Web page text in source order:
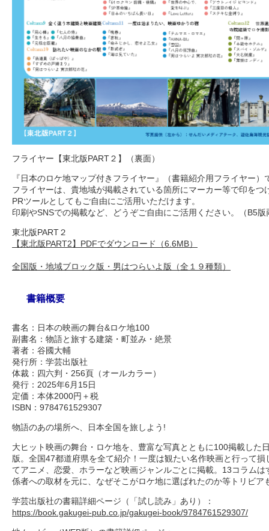
フライヤー【東北版PART２】（裏面）
『日本のロケ地マップ付きフライヤー』（書籍紹介用フライヤー）
フライヤーは、貴地域が掲載されている箇所にマーカー等で印をつ
PRツールとしてもご自由にご活用いただけます。
印刷やSNSでの掲載など、どうぞご自由にご活用ください。（B5版
東北版PART２
【東北版PART2】PDFでダウンロード（6.6MB）
全国版・地域ブロック版・男はつらいよ版（全１９種類）
書籍概要
書名：日本の映画の舞台&ロケ地100
副書名：物語と旅する建築・町並み・絶景
著者：谷國大輔
発行所：学芸出版社
体裁：四六判・256頁（オールカラー）
発行：2025年6月15日
定価：本体2000円＋税
ISBN：9784761529307
物語のあの場所へ、日本全国を旅しよう!
大ヒット映画の舞台・ロケ地を、豊富な写真とともに100掲載した
版。全国47都道府県を全て紹介！一度は観たい名作映画と行って
てアニメ、恋愛、ホラーなど映画ジャンルごとに掲載。13コラム
係者への取材を元に、なぜそこがロケ地に選ばれたのか等トリビア
学芸出版社の書籍詳細ページ（「試し読み」あり）：
https://book.gakugei-pub.co.jp/gakugei-book/9784761529307/